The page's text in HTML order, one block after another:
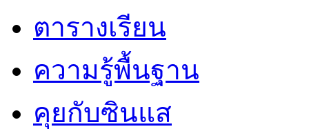
ตารางเรียน
ความรู้พื้นฐาน
คุยกับซินแส